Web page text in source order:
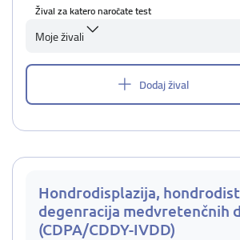
Žival za katero naročate test
Moje živali
Dodaj žival
Hondrodisplazija,
degenracija medvretenčnih
(CDPA/CDDY-IVDD)